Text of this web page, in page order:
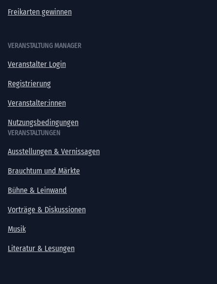
Freikarten gewinnen
VERANSTALTUNG MANAGER
Veranstalter Login
Registrierung
Veranstalter:innen
Nutzungsbedingungen
VERANSTALTUNGEN
Ausstellungen & Vernissagen
Brauchtum und Märkte
Bühne & Leinwand
Vorträge & Diskussionen
Musik
Literatur & Lesungen